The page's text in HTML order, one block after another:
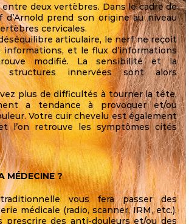
deux vertèbres. Dans le cadre de
prend son origine au niveau
cervicales.
articulaire, le nerf ne reçoit
informations, et le flux d’informations
modifié. La sensibilité et la
structures innervées sont alors
plus de difficultés à tourner la tête,
a tendance à provoquer et/ou
Votre cuir chevelu est également
l’on retrouve les symptômes cités
MÉDECINE ?
vous fera passer des
médicale (radio, scanner, IRM, etc.).
prescrire des anti-douleurs et/ou des